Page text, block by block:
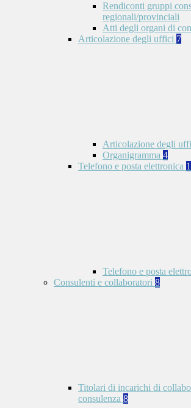
Rendiconti gruppi
regionali/provinciali
Atti degli organi di
Articolazione degli uffici 7
Articolazione degli
Organigramma 4
Telefono e posta elettronica 1
Telefono e posta
Consulenti e collaboratori 8
Titolari di incarichi di
consulenza 8